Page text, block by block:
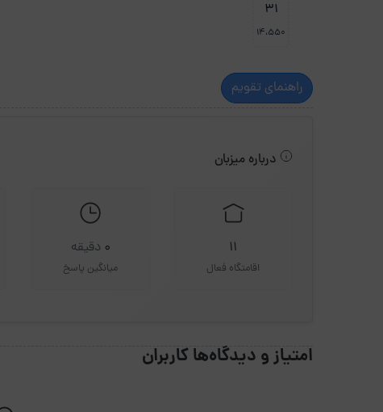
31
14،550
راهنمای تقویم
درباره میزبان
11
اقامتگاه فعال
0 دقیقه
میانگین پاسخ
امتیاز و دیدگاه‌ها کاربران